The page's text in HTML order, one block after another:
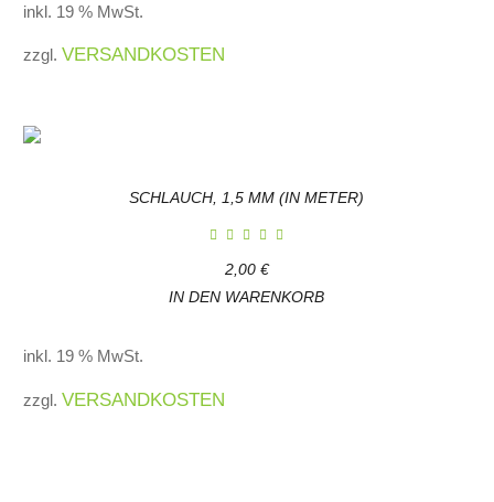
inkl. 19 % MwSt.
zzgl.VERSANDKOSTEN
SCHLAUCH, 1,5 MM (IN METER)
2,00 €
IN DEN WARENKORB
inkl. 19 % MwSt.
zzgl.VERSANDKOSTEN